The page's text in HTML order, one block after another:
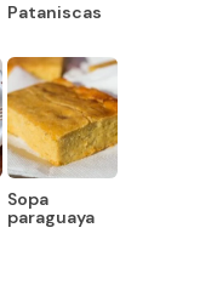
Pataniscas
Sopa
paraguaya